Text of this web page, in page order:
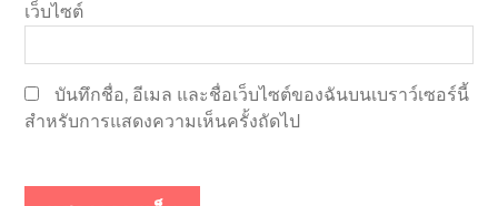
เว็บไซต์
บันทึกชื่อ, อีเมล และชื่อเว็บไซต์ของฉันบนเบราว์เซอร์นี้
สำหรับการแสดงความเห็นครั้งถัดไป